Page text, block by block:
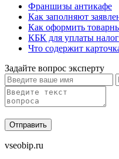
Франшизы антикафе
Как заполняют
Как оформить
КБК для уплаты
Что содержит
Задайте вопрос эксперту
vseobip.ru